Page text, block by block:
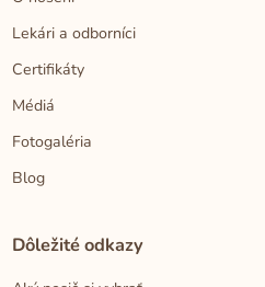
Lekári a odborníci
Certifikáty
Médiá
Fotogaléria
Blog
Dôležité odkazy